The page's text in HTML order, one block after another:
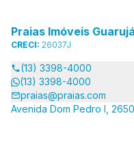
Praias Imóveis Guarujá
CRECI: 26037J
(13) 3398-4000
(13) 3398-4000
praias@praias.com
Avenida Dom Pedro I,